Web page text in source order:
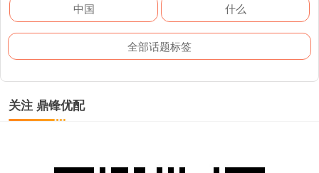
中国 什么
全部话题标签
关注 鼎锋优配